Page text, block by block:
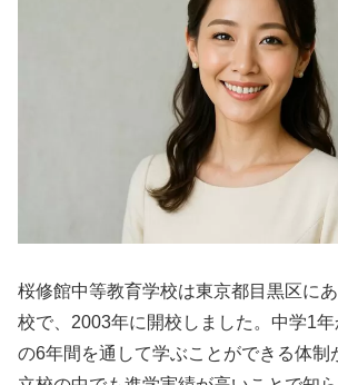
桜修館中等教育学校は東京都目黒区に
校で、2003年に開校しました。中学1
の6年間を通して学ぶことができる体制